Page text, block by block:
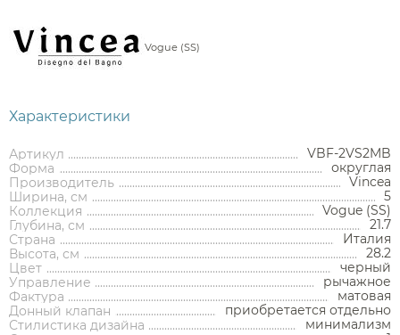
Аксессуары
Держатели туалетной бумаги
Vogue (SS)
Характеристики
Артикул
VBF-2VS2MB
Форма
округлая
Производитель
Vincea
Ширина, см
5
Коллекция
Vogue (SS)
Глубина, см
21.7
Страна
Италия
Высота, см
28.2
Цвет
черный
Управление
рычажное
Фактура
матовая
Донный клапан
приобретается отдельно
Стилистика дизайна
минимализм